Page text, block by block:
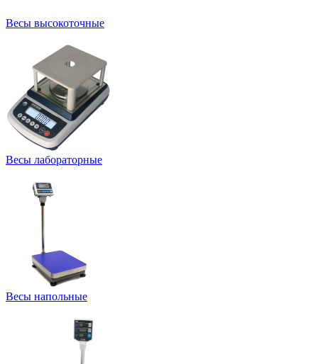
Весы высокоточные
Весы лабораторные
Весы напольные